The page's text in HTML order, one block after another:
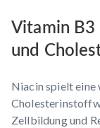
Vitamin
und
Niacin spielt eine
Zellbildung und